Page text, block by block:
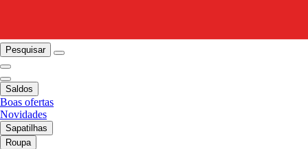
Pesquisar
Saldos
Boas ofertas
Novidades
Sapatilhas
Roupa